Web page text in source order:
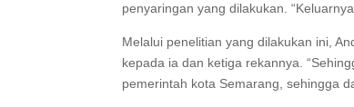
penyaringan yang dilakukan.
Melalui penelitian yang dilakukan ini,
kepada ia dan ketiga rekannya.
pemerintah kota Semarang, sehingga